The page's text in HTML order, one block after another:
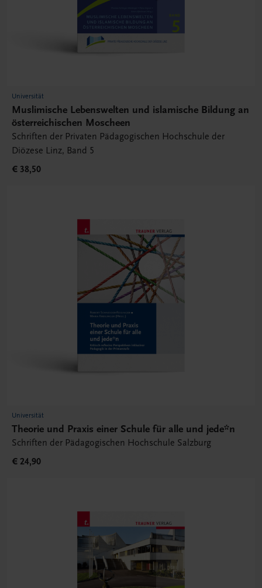
Universität
Muslimische Lebenswelten und islamische Bildung an
österreichischen Moscheen
Schriften der Privaten Pädagogischen Hochschule der
Diözese Linz, Band 5
€ 38,50
Universität
Theorie und Praxis einer Schule für alle und jede*n
Schriften der Pädagogischen Hochschule Salzburg
€ 24,90